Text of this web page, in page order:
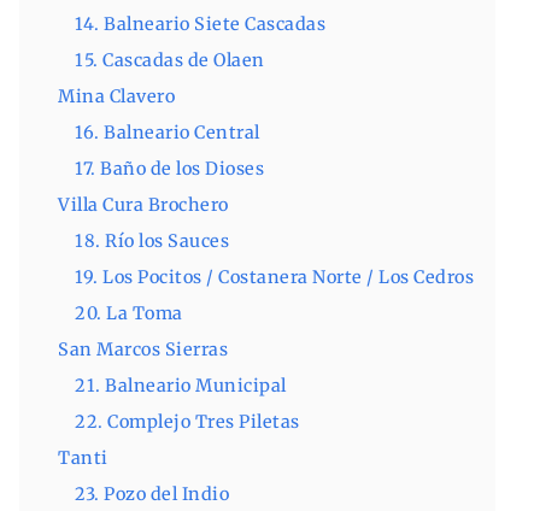
14. Balneario Siete Cascadas
15. Cascadas de Olaen
Mina Clavero
16. Balneario Central
17. Baño de los Dioses
Villa Cura Brochero
18. Río los Sauces
19. Los Pocitos / Costanera Norte / Los Cedros
20. La Toma
San Marcos Sierras
21. Balneario Municipal
22. Complejo Tres Piletas
Tanti
23. Pozo del Indio